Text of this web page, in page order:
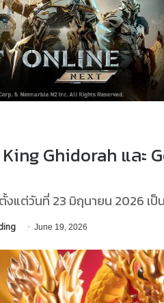
Ghidorah และ
งแต่วันที่ 23 มิถุนายน 2026 เป็
June 19, 2026